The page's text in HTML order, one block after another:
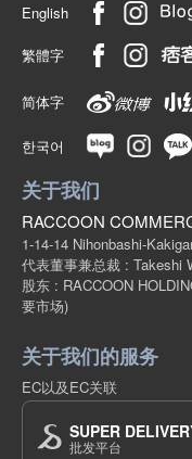
English
繁體字
简体字
한국어
关于我们
RACCOON
1-14-14 Nihonbashi-
代表董事兼总裁 : Takeshi
股东 : RACCOON
要市场)
关于我们的服务
EC以及EC关联
SUPER
批发平台